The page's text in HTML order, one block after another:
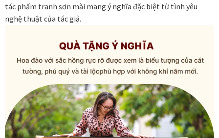
Nghệ thuật sơn mài dát vàng
Nhận vẽ tranh theo yêu cầu
Phương thức thanh toán
Quà tặng cao cấp
Quà tặng đối tác nước ngoài
tác phẩm tranh sơn mài mang ý nghĩa đặc biệt từ tình yêu
nghệ thuật của tác giả.